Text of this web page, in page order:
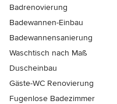
Badrenovierung
Badewannen-Einbau
Badewannensanierung
Waschtisch nach Maß
Duscheinbau
Gäste-WC Renovierung
Fugenlose Badezimmer